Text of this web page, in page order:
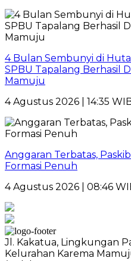
4 Bulan Sembunyi di
SPBU Tapalang Berhasil
Mamuju
4 Agustus 2026 | 14:35
Anggaran Terbatas,
Formasi Penuh
4 Agustus 2026 | 08:46
Jl. Kakatua, Lingkungan
Kelurahan Karema